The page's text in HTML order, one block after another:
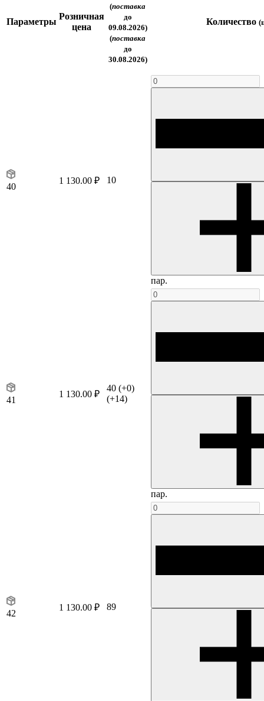
Параметры
Розничная
цена
(поставка
до
09.08.2026)
(поставка
до
30.08.2026)
Количество
40
1 130.00 ₽ 10
пар.
41
1 130.00 ₽
40 (+0)
(+14)
пар.
42
1 130.00 ₽ 89